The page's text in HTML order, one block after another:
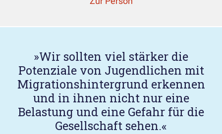
Wir sollten viel stärker die
Potenziale von Jugendlichen mit
Migrationshintergrund erkennen
und in ihnen nicht nur eine
Belastung und eine Gefahr für die
Gesellschaft sehen.